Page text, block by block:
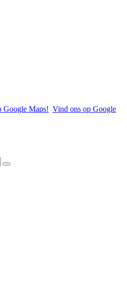
Vind ons op Google